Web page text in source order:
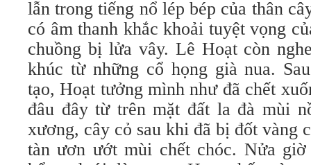
lẫn trong tiếng nổ lép bép của thân
có âm thanh khắc khoải tuyệt vọng
chuồng bị lửa vây. Lê Hoạt còn
khúc từ những cổ họng già nua.
tạo, Hoạt tưởng mình như đã chết
đâu đây từ trên mặt đất la đà mùi
xương, cây cỏ sau khi đã bị đốt vàng
tàn ươn ướt mùi chết chóc. Nửa